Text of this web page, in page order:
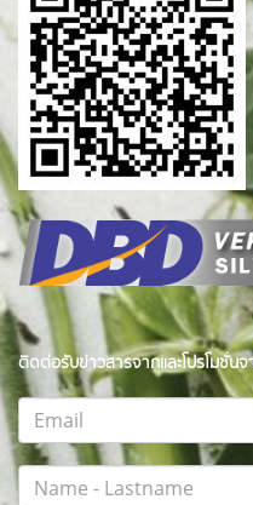
ติดต่อรับข่าวสารจากและโปรโมชั่นจ